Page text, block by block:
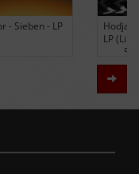
Hodja - The Band -
LP (Limited Edition